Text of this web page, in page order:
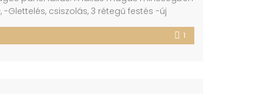
Glettelés, csiszolás, 3 rétegű festés -új
gépesített konyhabútor(sütő,
felszerelve. -új külső, belső ajtók A lakás 1